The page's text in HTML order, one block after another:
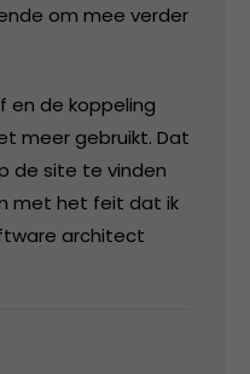
om mee verder
en de koppeling
meer gebruikt. Dat
de site te vinden
met het feit dat ik
architect